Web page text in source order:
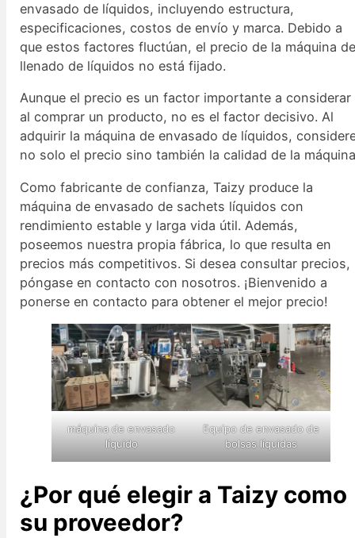
envasado de líquidos, incluyendo estructura,
especificaciones, costos de envío y marca. Debido a
que estos factores fluctúan, el precio de la máquina
llenado de líquidos no está fijado.
Aunque el precio es un factor importante a considerar
al comprar un producto, no es el factor decisivo. Al
adquirir la máquina de envasado de líquidos,
no solo el precio sino también la calidad de la
Como fabricante de confianza, Taizy produce la
máquina de envasado de sachets líquidos con
rendimiento estable y larga vida útil. Además,
poseemos nuestra propia fábrica, lo que resulta en
precios más competitivos. Si desea consultar precios,
póngase en contacto con nosotros. ¡Bienvenido a
ponerse en contacto para obtener el mejor precio!
máquina de envasado
líquido
Equipo de envasado de
bolsas líquidas
¿Por qué elegir a Taizy como
su proveedor?